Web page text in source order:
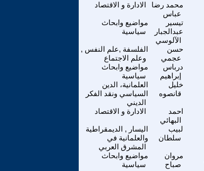
الادارة و الاقتصاد
محمد رضا
عباس
مواضيع وابحاث
سياسية
تيسير
عبدالجبار
الآلوسي
الفلسفة ,علم النفس ,
وعلم الاجتماع
حسن
عجمي
مواضيع وابحاث
سياسية
درباس
إبراهيم
العلمانية، الدين
السياسي ونقد الفكر
الديني
خليل
قانصوه
الادارة و الاقتصاد
احمد
البهائي
اليسار , الديمقراطية
والعلمانية في
المشرق العربي
لبيب
سلطان
مواضيع وابحاث
سياسية
مروان
صباح